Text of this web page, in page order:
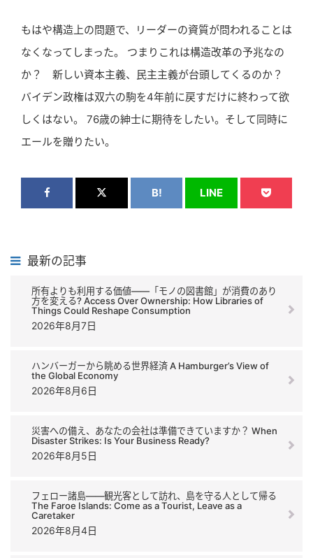
もはや構造上の問題で、リーダーの資質が問われることは
なくなってしまった。 つまりこれは構造改革の予兆なの
か？ 新しい資本主義、民主主義が台頭してくるのか？
バイデン政権は双六の駒を4年前に戻すだけに終わって欲
しくはない。 76歳の紳士に期待をしたい。そして同時に
エールを贈りたい。
B! LINE
最新の記事
所有よりも利用する価値――「モノの図書館」が消費のあり
方を変える? Access Over Ownership: How Libraries of
Things Could Reshape Consumption
2026年8月7日
ハンバーガーから眺める世界経済 A Hamburger’s View of
the Global Economy
2026年8月6日
災害への備え、あなたの会社は準備できていますか？ When
Disaster Strikes: Is Your Business Ready?
2026年8月5日
フェロー諸島――観光客として訪れ、島を守る人として帰る
The Faroe Islands: Come as a Tourist, Leave as a
Caretaker
2026年8月4日